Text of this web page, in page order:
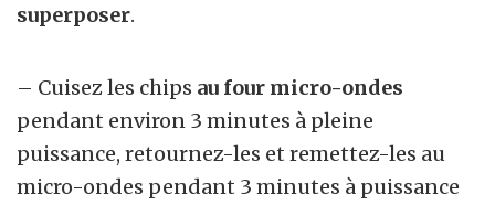
superposer.
– Cuisez les chips au four micro-ondes
pendant environ 3 minutes à pleine
puissance, retournez-les et remettez-les au
micro-ondes pendant 3 minutes à puissance